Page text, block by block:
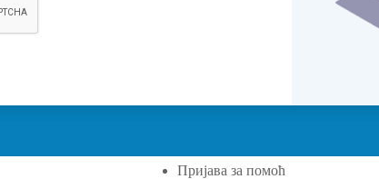
Пријава за помоћ